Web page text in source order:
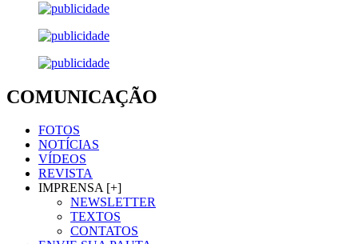
COMUNICAÇÃO
FOTOS
NOTÍCIAS
VÍDEOS
REVISTA
IMPRENSA [+]
NEWSLETTER
TEXTOS
CONTATOS